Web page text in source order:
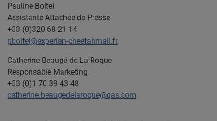
Pauline Boitel
Assistante Attachée de Presse
+33 (0)320 68 21 14
pboitel@experian-cheetahmail.fr
Catherine Beaugé de La Roque
Responsable Marketing
+33 (0)1 70 39 43 48
catherine.beaugedelaroque@qas.com